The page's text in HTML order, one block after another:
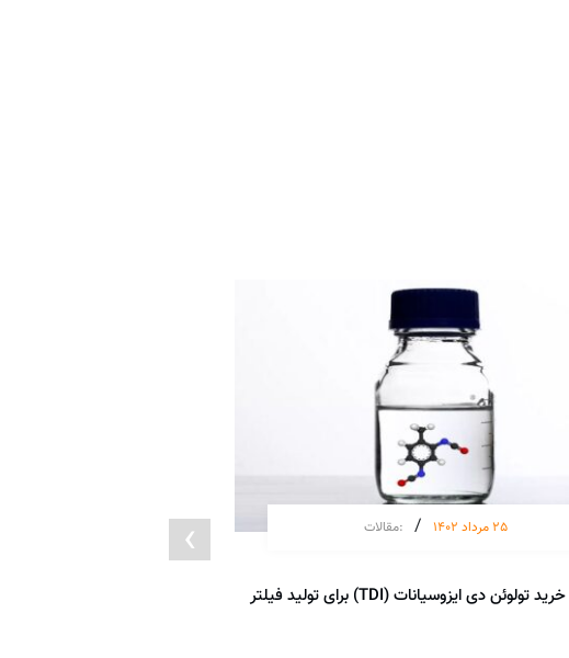
25 مرداد 1402 /
:مقالات
اهمیت خرید تولوئن دی ایزوسیانات (TDI) برای تولید فیلتر
›